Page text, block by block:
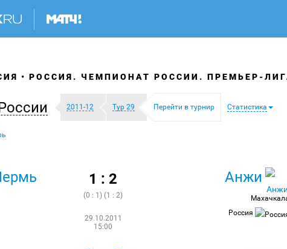
РОССИЯ. ЧЕМПИОНАТ РОССИИ. ПРЕМЬЕР-
2011-12 Тур 29 Перейти в турнир Статистика
1 : 2
(0 : 1) (1 : 2)
29.10.2011
15:00
Анжи
Россия